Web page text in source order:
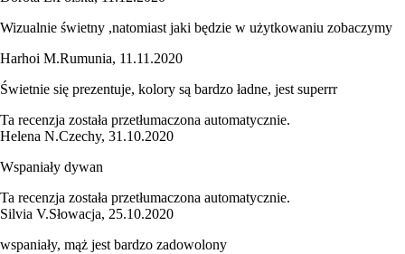
Wizualnie świetny ,natomiast jaki będzie w użytkowaniu zobaczymy
Harhoi M.Rumunia, 11.11.2020
Świetnie się prezentuje, kolory są bardzo ładne, jest superrr
Ta recenzja została przetłumaczona automatycznie.
Helena N.Czechy, 31.10.2020
Wspaniały dywan
Ta recenzja została przetłumaczona automatycznie.
Silvia V.Słowacja, 25.10.2020
wspaniały, mąż jest bardzo zadowolony